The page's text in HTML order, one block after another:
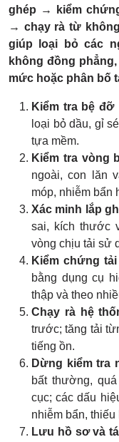
ghép → kiểm
→ chạy rà từ
giúp loại bỏ các
không đồng
mức hoặc phân bố
Kiểm tra bệ đỡ
loại bỏ dầu, gỉ
tựa mềm.
Kiểm tra vòng
ngoài, con lăn
móp, nhiễm bẩn
Xác minh lắp
sai, kích thước
vòng chịu tải sử
Kiểm chứng
bằng dụng cụ
thập và theo
Chạy rà hệ
trước; tăng tải
tiếng ồn.
Dừng kiểm tra
bất thường,
cục; các dấu
nhiễm bẩn,
Lưu hồ sơ và